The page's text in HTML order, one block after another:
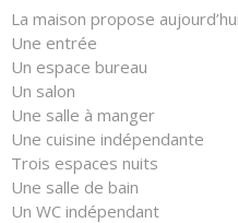
La maison propose
Une entrée
Un espace bureau
Un salon
Une salle à manger
Une cuisine indépendante
Trois espaces nuits
Une salle de bain
Un WC indépendant